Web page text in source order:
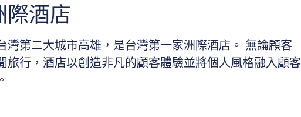
際酒店
灣第二大城市高雄，是台灣第一家洲際酒店。 無論顧客
旅行，酒店以創造非凡的顧客體驗並將個人風格融入顧客